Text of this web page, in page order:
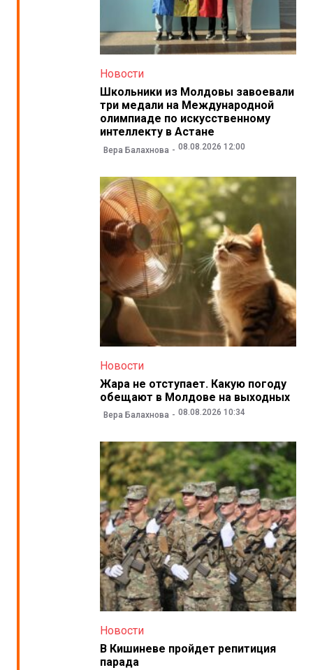
Новости
Школьники из Молдовы завоевали
три медали на Международной
олимпиаде по искусственному
интеллекту в Астане
Вера Балахнова 08.08.2026 12:00
Новости
Жара не отступает. Какую погоду
обещают в Молдове на выходных
Вера Балахнова 08.08.2026 10:34
Новости
В Кишиневе пройдет репитиция
парада